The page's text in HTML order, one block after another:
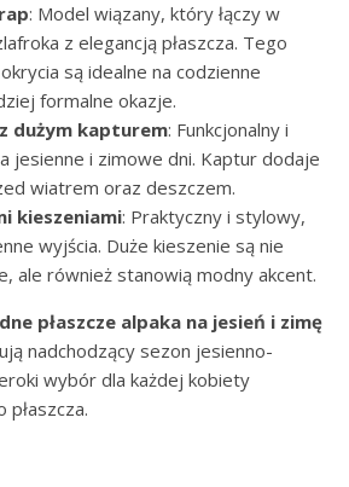
: Model wiązany, który łączy w
z elegancją płaszcza. Tego
są idealne na codzienne
formalne okazje.
dużym kapturem: Funkcjonalny i
jesienne i zimowe dni. Kaptur dodaje
wiatrem oraz deszczem.
kieszeniami: Praktyczny i stylowy,
wyjścia. Duże kieszenie są nie
ale również stanowią modny akcent.
płaszcze alpaka na jesień i zimę
nadchodzący sezon jesienno-
wybór dla każdej kobiety
płaszcza.